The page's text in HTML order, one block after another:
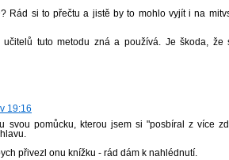
Rád si to přečtu a jistě by to mohlo vyjít i na
učitelů tuto metodu zná a používá. Je škoda,
19:16
svou pomůcku, kterou jsem si "posbíral z více
přivezl onu knížku - rád dám k nahlédnutí.